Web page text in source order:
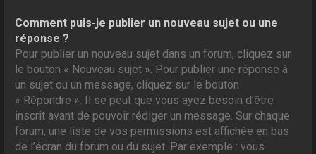
Comment puis-je publier un nouveau sujet ou une
réponse ?
Pour publier un nouveau sujet dans un forum, cliquez sur
le bouton « Nouveau sujet ». Pour publier une réponse à
un sujet ou un message, cliquez sur le bouton
« Répondre ». Il se peut que vous ayez besoin d’être
inscrit avant de pouvoir rédiger un message. Sur chaque
forum, une liste de vos permissions est affichée en bas
de l’écran du forum ou du sujet. Par exemple : vous